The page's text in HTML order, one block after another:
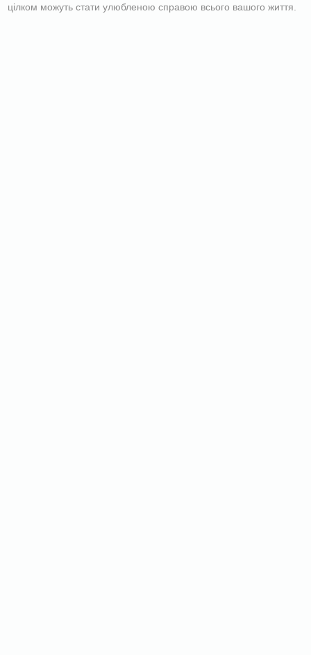
цілком можуть стати улюбленою справою всього вашого життя.